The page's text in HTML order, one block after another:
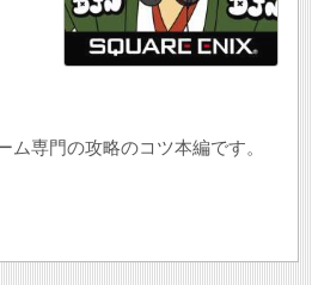
専門の攻略のコツ本編です。